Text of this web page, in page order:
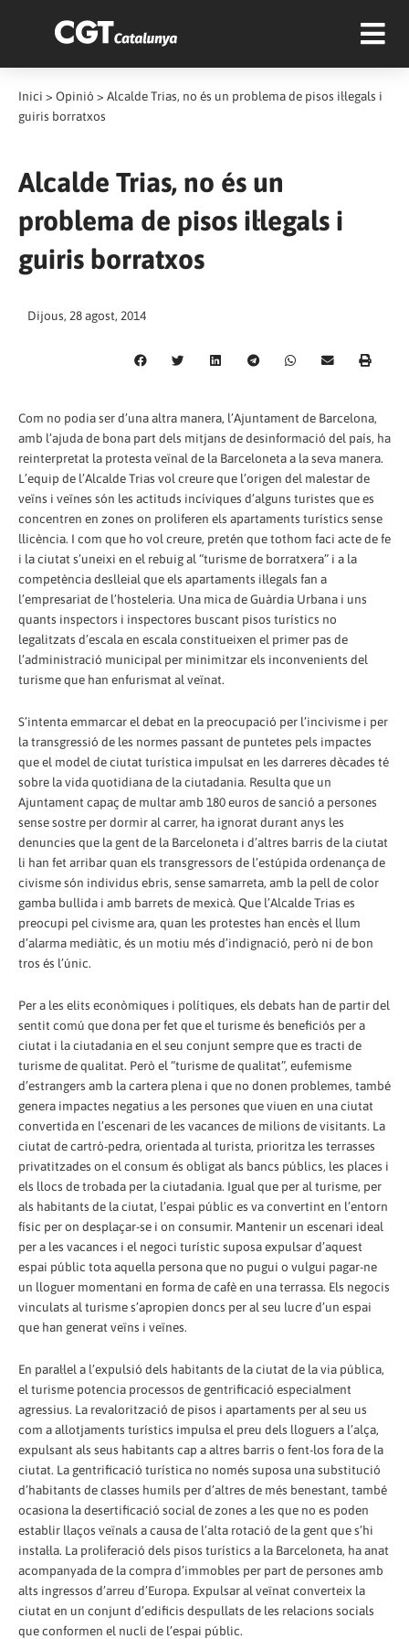
Inici > Opinió > Alcalde Trias, no és un problema de pisos il·legals i
guiris borratxos
Alcalde Trias, no és un
problema de pisos il·legals i
guiris borratxos
Dijous, 28 agost, 2014
Com no podia ser d’una altra manera, l’Ajuntament de Barcelona,
amb l’ajuda de bona part dels mitjans de desinformació del país, ha
reinterpretat la protesta veïnal de la Barceloneta a la seva manera.
L’equip de l’Alcalde Trias vol creure que l’origen del malestar de
veïns i veïnes són les actituds incíviques d’alguns turistes que es
concentren en zones on proliferen els apartaments turístics sense
llicència. I com que ho vol creure, pretén que tothom faci acte de fe
i la ciutat s’uneixi en el rebuig al “turisme de borratxera” i a la
competència deslleial que els apartaments il·legals fan a
l’empresariat de l’hosteleria. Una mica de Guàrdia Urbana i uns
quants inspectors i inspectores buscant pisos turístics no
legalitzats d’escala en escala constitueixen el primer pas de
l’administració municipal per minimitzar els inconvenients del
turisme que han enfurismat al veïnat.
S’intenta emmarcar el debat en la preocupació per l’incivisme i per
la transgressió de les normes passant de puntetes pels impactes
que el model de ciutat turística impulsat en les darreres dècades té
sobre la vida quotidiana de la ciutadania. Resulta que un
Ajuntament capaç de multar amb 180 euros de sanció a persones
sense sostre per dormir al carrer, ha ignorat durant anys les
denuncies que la gent de la Barceloneta i d’altres barris de la ciutat
li han fet arribar quan els transgressors de l’estúpida ordenança de
civisme són individus ebris, sense samarreta, amb la pell de color
gamba bullida i amb barrets de mexicà. Que l’Alcalde Trias es
preocupi pel civisme ara, quan les protestes han encès el llum
d’alarma mediàtic, és un motiu més d’indignació, però ni de bon
tros és l’únic.
Per a les elits econòmiques i polítiques, els debats han de partir del
sentit comú que dona per fet que el turisme és beneficiós per a
ciutat i la ciutadania en el seu conjunt sempre que es tracti de
turisme de qualitat. Però el “turisme de qualitat”, eufemisme
d’estrangers amb la cartera plena i que no donen problemes, també
genera impactes negatius a les persones que viuen en una ciutat
convertida en l’escenari de les vacances de milions de visitants. La
ciutat de cartró-pedra, orientada al turista, prioritza les terrasses
privatitzades on el consum és obligat als bancs públics, les places i
els llocs de trobada per la ciutadania. Igual que per al turisme, per
als habitants de la ciutat, l’espai públic es va convertint en l’entorn
físic per on desplaçar-se i on consumir. Mantenir un escenari ideal
per a les vacances i el negoci turístic suposa expulsar d’aquest
espai públic tota aquella persona que no pugui o vulgui pagar-ne
un lloguer momentani en forma de cafè en una terrassa. Els negocis
vinculats al turisme s’apropien doncs per al seu lucre d’un espai
que han generat veïns i veïnes.
En paral·lel a l’expulsió dels habitants de la ciutat de la via pública,
el turisme potencia processos de gentrificació especialment
agressius. La revalorització de pisos i apartaments per al seu us
com a allotjaments turístics impulsa el preu dels lloguers a l’alça,
expulsant als seus habitants cap a altres barris o fent-los fora de la
ciutat. La gentrificació turística no només suposa una substitució
d’habitants de classes humils per d’altres de més benestant, també
ocasiona la desertificació social de zones a les que no es poden
establir llaços veïnals a causa de l’alta rotació de la gent que s’hi
instal·la. La proliferació dels pisos turístics a la Barceloneta, ha anat
acompanyada de la compra d’immobles per part de persones amb
alts ingressos d’arreu d’Europa. Expulsar al veïnat converteix la
ciutat en un conjunt d’edificis despullats de les relacions socials
que conformen el nucli de l’espai públic.